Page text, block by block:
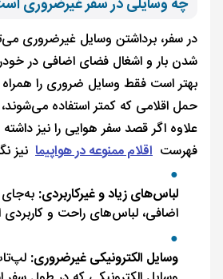
چه وسایلی در سفر غیرضروری
در سفر، برداشتن وسایل غیرضروری
شدن بار و اشغال فضای اضافی در
بهتر است فقط وسایل ضروری را همراه
حمل اقلامی که کمتر استفاده
علاوه اگر قصد سفر هوایی را نیز
فهرست اقلام ممنوعه در هواپیما نیز
لباس‌های زیاد و غیرکاربردی:
اضافی، لباس‌های راحت و کاربردی
وسایل الکترونیکی غیرضروری: